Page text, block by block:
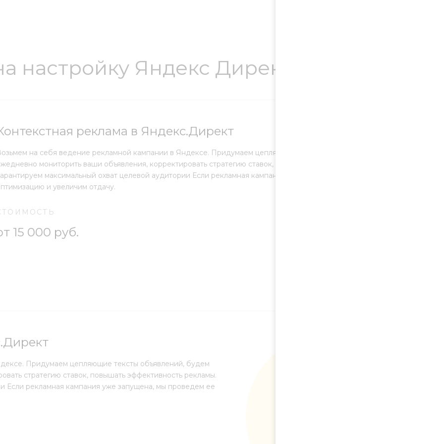
настройку Яндекс Директ
реклама в Яндекс.Директ
на себя ведение рекламной кампании в Яндексе. Придумаем цепляющие тексты объявлений, будем
мониторить ваши объявления, корректировать стратегию ставок, повышать эффективность рекламы.
максимальный охват целевой аудитории Если рекламная кампания уже запущена, мы проведем ее
и увеличим отдачу.
15 000 руб.
Придумаем цепляющие тексты объявлений, будем
стратегию ставок, повышать эффективность рекламы.
Если рекламная кампания уже запущена, мы проведем ее